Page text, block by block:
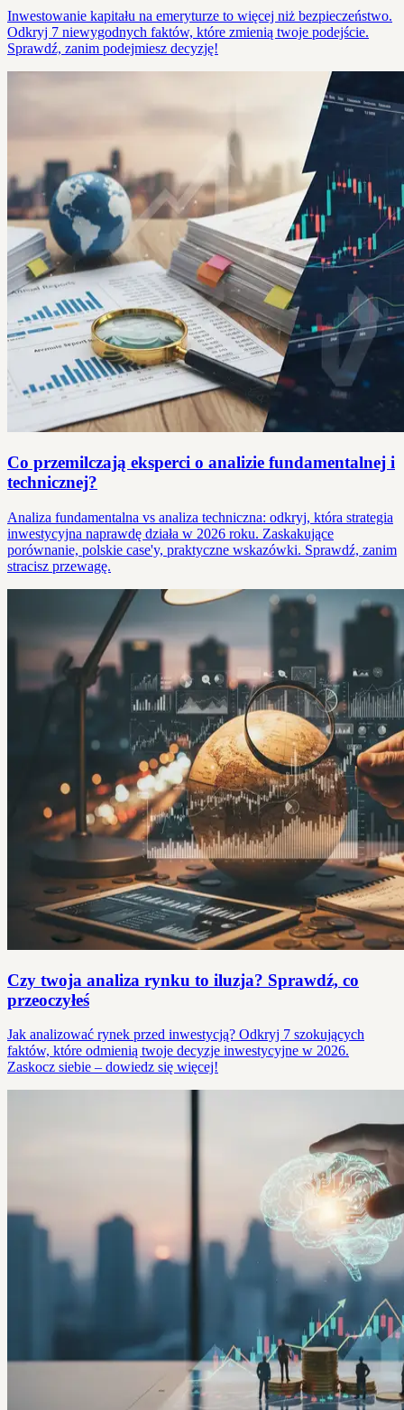
Inwestowanie kapitału na emeryturze to więcej niż bezpieczeństwo.
Odkryj 7 niewygodnych faktów, które zmienią twoje podejście.
Sprawdź, zanim podejmiesz decyzję!
Co przemilczają eksperci o analizie fundamentalnej i
technicznej?
Analiza fundamentalna vs analiza techniczna: odkryj, która strategia
inwestycyjna naprawdę działa w 2026 roku. Zaskakujące
porównanie, polskie case'y, praktyczne wskazówki. Sprawdź, zanim
stracisz przewagę.
Czy twoja analiza rynku to iluzja? Sprawdź, co
przeoczyłeś
Jak analizować rynek przed inwestycją? Odkryj 7 szokujących
faktów, które odmienią twoje decyzje inwestycyjne w 2026.
Zaskocz siebie – dowiedz się więcej!